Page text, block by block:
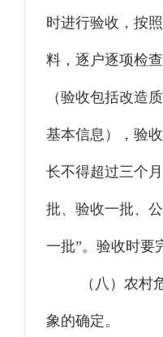
时进行验收，按
料，逐户逐项检
（验收包括改造
基本信息），验
长不得超过三个
批、验收一批、
一批”。验收时要
（八）农村
象的确定。